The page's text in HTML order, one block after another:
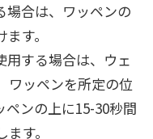
場合は、ワッペンの
す。
用する場合は、ウェ
ワッペンを所定の位
ペンの上に15-30秒間
す。